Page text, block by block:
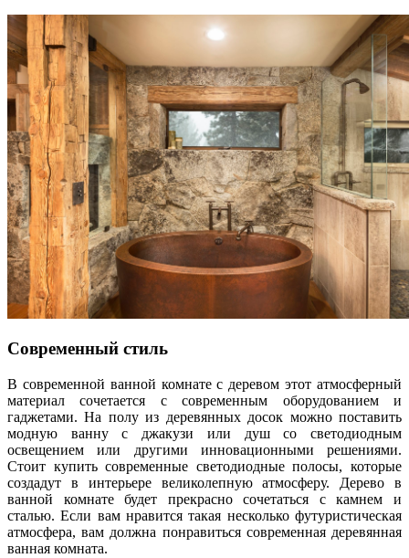
Современный стиль
В современной ванной комнате с деревом этот атмосферный
материал сочетается с современным оборудованием и
гаджетами. На полу из деревянных досок можно поставить
модную ванну с джакузи или душ со светодиодным
освещением или другими инновационными решениями.
Стоит купить современные светодиодные полосы, которые
создадут в интерьере великолепную атмосферу. Дерево в
ванной комнате будет прекрасно сочетаться с камнем и
сталью. Если вам нравится такая несколько футуристическая
атмосфера, вам должна понравиться современная деревянная
ванная комната.